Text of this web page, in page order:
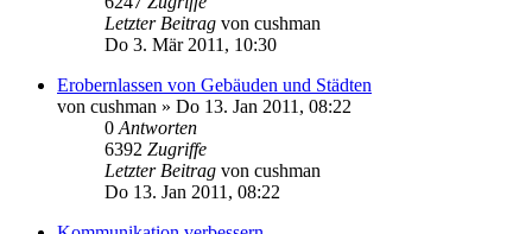
Letzter Beitrag von cushman
Do 3. Mär 2011, 10:30
Erobernlassen von Gebäuden und Städten
von cushman » Do 13. Jan 2011, 08:22
0 Antworten
6392 Zugriffe
Letzter Beitrag von cushman
Do 13. Jan 2011, 08:22